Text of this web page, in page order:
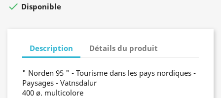
 Disponible
Description Détails du produit
" Norden 95 " - Tourisme dans les pays nordiques -
Paysages - Vatnsdalur
400 ø. multicolore